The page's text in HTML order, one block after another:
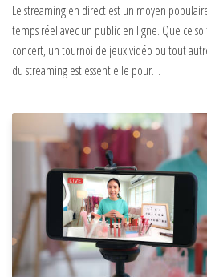
Le streaming en direct est un moyen
temps réel avec un public en ligne. Que ce
concert, un tournoi de jeux vidéo ou tout
du streaming est essentielle pour…